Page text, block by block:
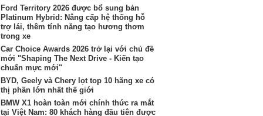
Ford Territory 2026 được bổ sung bản
Platinum Hybrid: Nâng cấp hệ thống hỗ
trợ lái, thêm tính năng tạo hương thơm
trong xe
Car Choice Awards 2026 trở lại với chủ đề
mới "Shaping The Next Drive - Kiến tạo
chuẩn mực mới"
BYD, Geely và Chery lọt top 10 hãng xe có
thị phần lớn nhất thế giới
BMW X1 hoàn toàn mới chính thức ra mắt
tại Việt Nam: 80 khách hàng đầu tiên được